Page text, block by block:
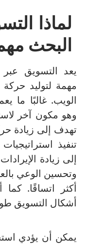
لماذا
البحث
يعد التسويق
مهمة لتوليد
الويب.غالبًا ما
وهو مكون آخر
تهدف إلى زيادة
تنفيذ
إلى زيادة
وتحسين الوعي
أكثر اتساقًا.كما
أشكال التسويق
يمكن أن يؤدي